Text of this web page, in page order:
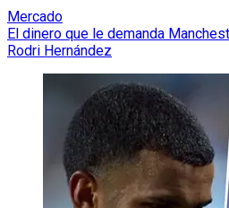
Mercado
El dinero que le demanda
Rodri Hernández